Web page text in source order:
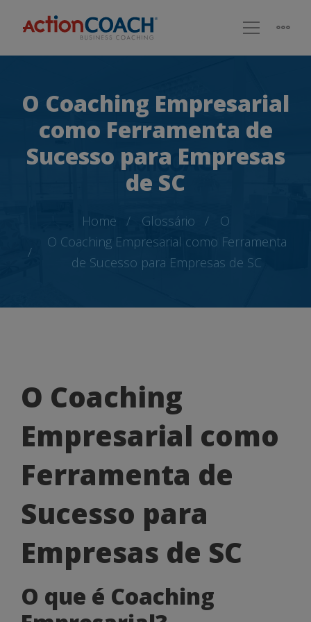
O Coaching Empresarial
como Ferramenta de
Sucesso para Empresas
de SC
Home Glossário
O
O Coaching Empresarial como Ferramenta
de Sucesso para Empresas de SC
O
Coaching
Empresarial
como
Ferramenta
de
Sucesso
para
Empresas
O Coaching
Empresarial como
Ferramenta de
Sucesso para
Empresas de SC
O que é Coaching